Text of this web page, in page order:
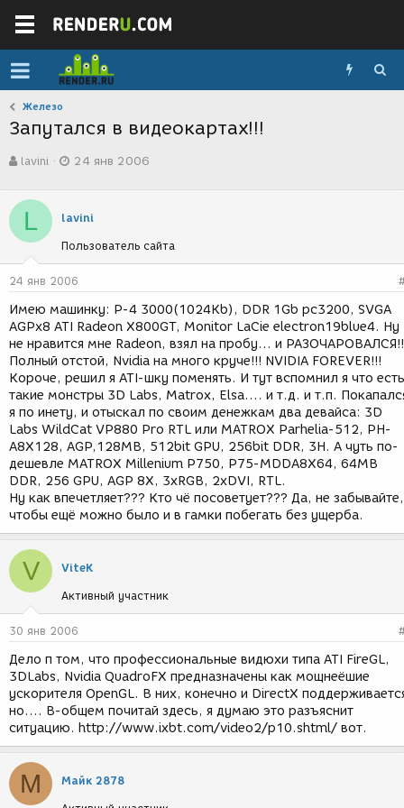
Железо
Запутался в видеокартах!!!
в
о
р
т
е
м
ы
lavini
а
с
з
д
а
и
я
24 янв 2006
L lavini
Пользователь сайта
24 янв 2006
Имею машинку: P-4 3000(1024Kb), DDR 1Gb pc3200, SVGA
AGPx8 ATI Radeon X800GT, Monitor LaCie electron19blue4. Ну
не нравится мне Radeon, взял на пробу... и
Полный отстой, Nvidia на много круче!!! NVIDIA FOREVER!!!
Короче, решил я ATI-шку поменять. И тут вспомнил я что есть
такие монстры 3D Labs, Matrox, Elsa.... и т.д. и т.п.
я по инету, и отыскал по своим денежкам два девайса: 3D
Labs WildCat VP880 Pro RTL или MATROX Parhelia-512, PH-
A8X128, AGP,128MB, 512bit GPU, 256bit DDR, 3H. А чуть по-
дешевле MATROX Millenium P750, P75-MDDA8X64, 64MB
DDR, 256 GPU, AGP 8X, 3xRGB, 2xDVI, RTL.
Ну как впечетляет??? Кто чё посоветует??? Да, не забывайте,
чтобы ещё можно было и в гамки побегать без ущерба.
V ViteK
Активный участник
30 янв 2006
Дело п том, что профессиональные видюхи типа ATI FireGL,
3DLabs, Nvidia QuadroFX предназначены как мощнеёшие
ускорителя OpenGL. В них, конечно и DirectX
но.... В-общем почитай здесь, я думаю это разъяснит
ситуацию. http://www.ixbt.com/video2/p10.shtml/ вот.
М Майк 2878